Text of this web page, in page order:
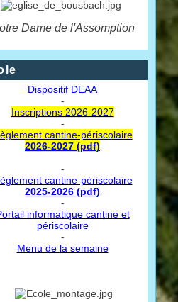
Dame de l'Assomption
Dispositif DEAA
-
Inscriptions 2026-2027
-
cantine-périscolaire
2026-2027 (pdf)
-
cantine-périscolaire
2025-2026 (pdf)
-
informatique cantine et
périscolaire
-
Menu de la semaine